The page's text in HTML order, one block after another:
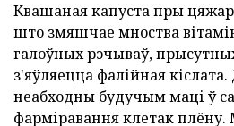
Квашаная капуста пры
што змяшчае мноства
галоўных рэчываў,
з'яўляецца фалійная
неабходны будучым маці ў
фарміравання клетак плёну.